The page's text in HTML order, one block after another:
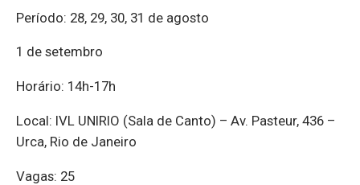
Período: 28, 29, 30, 31 de agosto
1 de setembro
Horário: 14h-17h
Local: IVL UNIRIO (Sala de Canto) – Av. Pasteur, 436 –
Urca, Rio de Janeiro
Vagas: 25